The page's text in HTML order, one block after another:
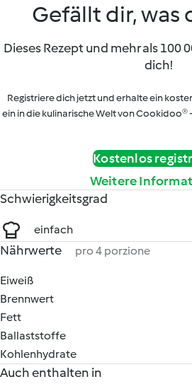
Gefällt dir, was
Dieses Rezept und mehr als 100
dich!
Registriere dich jetzt und erhalte ein
ein in die kulinarische Welt von Cookidoo®
Kostenlos
Weitere
Schwierigkeitsgrad
einfach
Nährwerte pro 4 porzione
Eiweiß
Brennwert
Fett
Ballaststoffe
Kohlenhydrate
Auch enthalten in